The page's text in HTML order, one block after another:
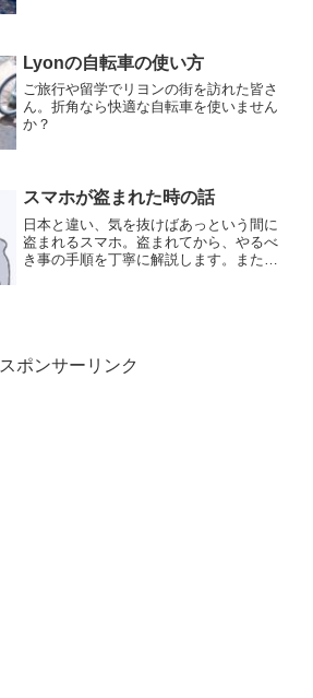
だければ幸いです。（3...
Lyonの自転車の使い方
ご旅行や留学でリヨンの街を訪れた皆さ
ん。折角なら快適な自転車を使いません
か？
スマホが盗まれた時の話
日本と違い、気を抜けばあっという間に
盗まれるスマホ。盗まれてから、やるべ
き事の手順を丁寧に解説します。また、
スポンサーリンク